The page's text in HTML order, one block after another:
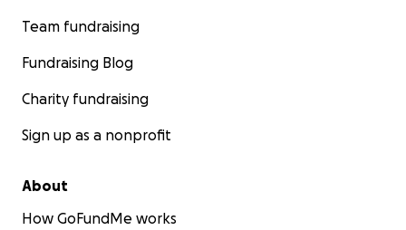
Team fundraising
Fundraising Blog
Charity fundraising
Sign up as a nonprofit
About
How GoFundMe works